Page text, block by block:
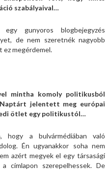
szabályaival…
gunyoros blogbejegyzés
de nem szeretnék nagyobb
ez megérdemel.
mintha komoly politikusból
jelentett meg európai
ötlet egy politikustól…
hogy a bulvármédiában való
Én ugyanakkor soha nem
azért megyek el egy társasági
címlapon szerepelhessek. De